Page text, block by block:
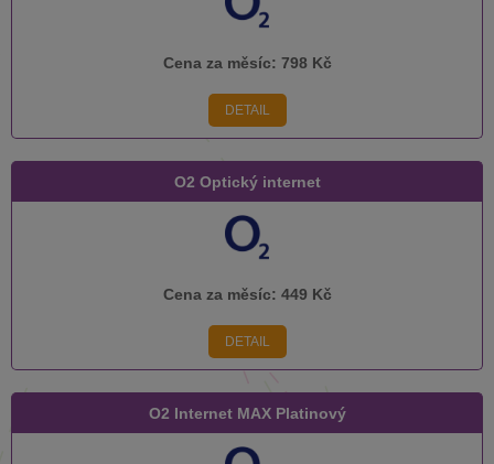
Cena za měsíc: 798 Kč
DETAIL
O2 Optický internet
Cena za měsíc: 449 Kč
DETAIL
O2 Internet MAX Platinový